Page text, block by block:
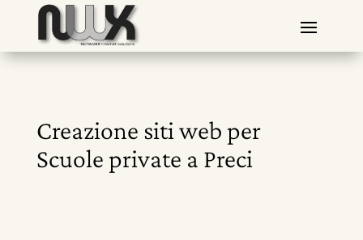
Creazione siti web per
Scuole private a Preci